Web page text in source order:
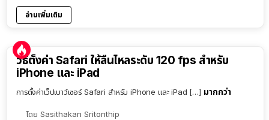
อ่านเพิ่มเติม
วิธีตั้งค่า Safari ให้ลื่นไหลระดับ 120 fps สำหรับ
iPhone และ iPad
การตั้งค่าเว็ปเบาว์เซอร์ Safari สำหรับ iPhone และ iPad […] มากกว่า
โดย Sasithakan Sritonthip